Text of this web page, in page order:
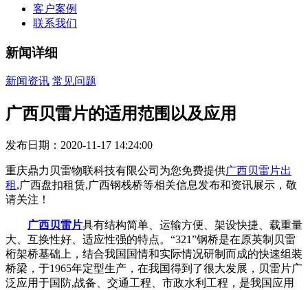
客户案例
联系我们
新闻详细
新闻资讯 常见问题
广西贝雷片的适用范围以及应用
发布日期：2020-11-17 14:24:00
重庆鼎力贝雷物联科技有限公司为您免费提供广西贝雷片出
租 ,广西盘扣租赁,广西钢栈桥等相关信息发布和资讯展示，敬
请关注！
广西贝雷片具有结构简单、运输方便、架设快捷、载重量
大、互换性好、适应性强的特点。“321”钢桥是在原英制贝雷
桁架桥基础上，结合我国国情和实际情况研制而成的快速组装
桥梁，于1965年定型生产，在我国得到了很大发展，贝雷片广
泛应用于国防,战备、交通工程、市政水利工程，是我国应用